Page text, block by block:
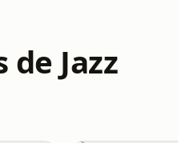
de Jazz